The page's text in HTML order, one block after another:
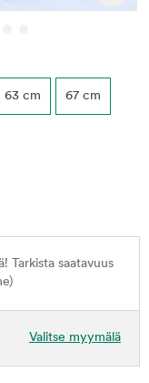
63 cm 67 cm
Tarkista saatavuus
Valitse myymälä